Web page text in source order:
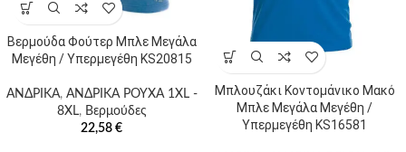
Βερμούδα Φούτερ Μπλε Μεγάλα
Μεγέθη / Υπερμεγέθη KS20815
ΑΝΔΡΙΚΑ, ΑΝΔΡΙΚΑ ΡΟΥΧΑ 1XL -
8XL, Βερμούδες
22,58 €
Μπλουζάκι Κοντομάνικο Μακό
Μπλε Μεγάλα Μεγέθη /
Υπερμεγέθη KS16581